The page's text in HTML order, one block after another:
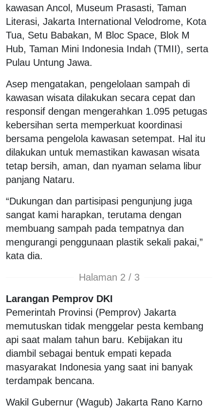
kawasan Ancol, Museum Prasasti, Taman
Literasi, Jakarta International Velodrome, Kota
Tua, Setu Babakan, M Bloc Space, Blok M
Hub, Taman Mini Indonesia Indah (TMII), serta
Pulau Untung Jawa.
Asep mengatakan, pengelolaan sampah di
kawasan wisata dilakukan secara cepat dan
responsif dengan mengerahkan 1.095 petugas
kebersihan serta memperkuat koordinasi
bersama pengelola kawasan setempat. Hal itu
dilakukan untuk memastikan kawasan wisata
tetap bersih, aman, dan nyaman selama libur
panjang Nataru.
“Dukungan dan partisipasi pengunjung juga
sangat kami harapkan, terutama dengan
membuang sampah pada tempatnya dan
mengurangi penggunaan plastik sekali pakai,”
kata dia.
Halaman 2 / 3
Larangan Pemprov DKI
Pemerintah Provinsi (Pemprov) Jakarta
memutuskan tidak menggelar pesta kembang
api saat malam tahun baru. Kebijakan itu
diambil sebagai bentuk empati kepada
masyarakat Indonesia yang saat ini banyak
terdampak bencana.
Wakil Gubernur (Wagub) Jakarta Rano Karno